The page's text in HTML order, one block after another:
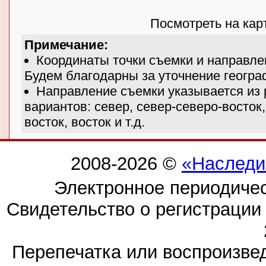
Посмотреть на
Примечание:
Координаты точки съемки и
Будем благодарны за уточнение
Направление съемки указывается
вариантов: север, север-северо-
восток, восток и т.д.
2008-2026 ©
Электронное
Свидетельство о
Перепечатка или